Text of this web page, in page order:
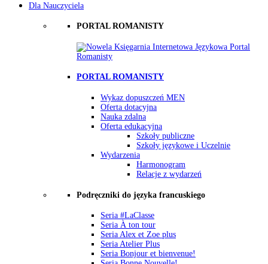
Dla Nauczyciela
PORTAL ROMANISTY
PORTAL ROMANISTY
Wykaz dopuszczeń MEN
Oferta dotacyjna
Nauka zdalna
Oferta edukacyjna
Szkoły publiczne
Szkoły językowe i Uczelnie
Wydarzenia
Harmonogram
Relacje z wydarzeń
Podręczniki do języka francuskiego
Seria #LaClasse
Seria À ton tour
Seria Alex et Zoe plus
Seria Atelier Plus
Seria Bonjour et bienvenue!